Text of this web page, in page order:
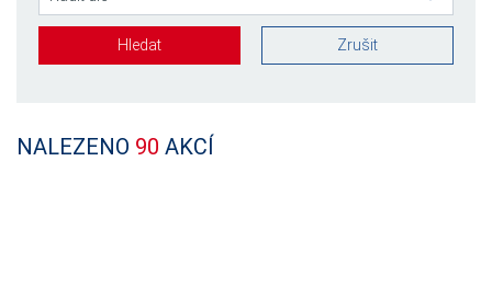
Hledat Zrušit
NALEZENO 90 AKCÍ